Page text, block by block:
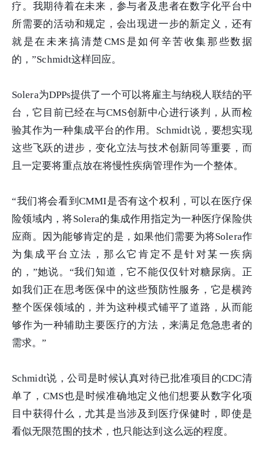
疗。我期待着在未来，参与者及患者在数字化平台中
所需要的活动和规定，会出现进一步的新定义，还有
就是在未来搞清楚CMS是如何辛苦收集那些数据
的，”Schmidt这样回应。
Solera为DPPs提供了一个可以将雇主与纳税人联结的平
台，它目前已经在与CMS创新中心进行谈判，从而检
验其作为一种集成平台的作用。Schmidt说，要想实现
这些飞跃的进步，变化立法与技术创新同等重要，而
且一定要将重点放在将慢性疾病管理作为一个整体。
“我们将会看到CMMI是否有这个权利，可以在医疗保
险领域内，将Solera的集成作用指定为一种医疗保险供
应商。因为能够肯定的是，如果他们需要为将Solera作
为集成平台立法，那么它肯定不是针对某一疾病
的，”她说。“我们知道，它不能仅仅针对糖尿病。正
如我们正在思考医保中的这些预防性服务，它是横跨
整个医保领域的，并为这种模式铺平了道路，从而能
够作为一种辅助主要医疗的方法，来满足危急患者的
需求。”
Schmidt说，公司是时候认真对待已批准项目的CDC清
单了，CMS也是时候准确地定义他们想要从数字化项
目中获得什么，尤其是当涉及到医疗保健时，即使是
看似无限范围的技术，也只能达到这么远的程度。